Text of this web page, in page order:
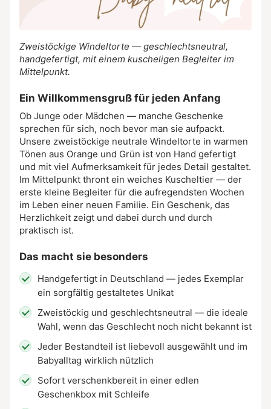
Zweistöckige Windeltorte — geschlechtsneutral,
handgefertigt, mit einem kuscheligen Begleiter im
Mittelpunkt.
Ein Willkommensgruß für jeden Anfang
Ob Junge oder Mädchen — manche Geschenke
sprechen für sich, noch bevor man sie aufpackt.
Unsere zweistöckige neutrale Windeltorte in warmen
Tönen aus Orange und Grün ist von Hand gefertigt
und mit viel Aufmerksamkeit für jedes Detail gestaltet.
Im Mittelpunkt thront ein weiches Kuscheltier — der
erste kleine Begleiter für die aufregendsten Wochen
im Leben einer neuen Familie. Ein Geschenk, das
Herzlichkeit zeigt und dabei durch und durch
praktisch ist.
Das macht sie besonders
Handgefertigt in Deutschland — jedes Exemplar
ein sorgfältig gestaltetes Unikat
Zweistöckig und geschlechtsneutral — die ideale
Wahl, wenn das Geschlecht noch nicht bekannt ist
Jeder Bestandteil ist liebevoll ausgewählt und im
Babyalltag wirklich nützlich
Sofort verschenkbereit in einer edlen
Geschenkbox mit Schleife